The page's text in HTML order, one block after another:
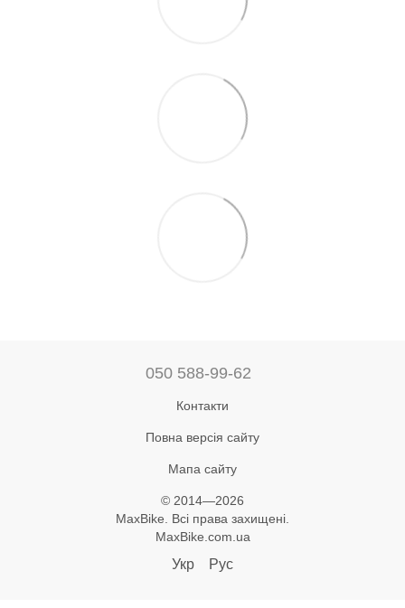
050 588-99-62
Контакти
Повна версія сайту
Мапа сайту
© 2014—2026
MaxBike. Всі права захищені.
MaxBike.com.ua
Укр Рус